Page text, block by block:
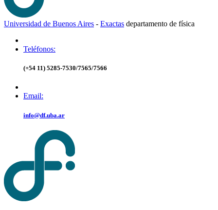
Universidad de Buenos Aires - Exactas departamento de física
Teléfonos:
(+54 11) 5285-7530/7565/7566
Email:
info@df.uba.ar